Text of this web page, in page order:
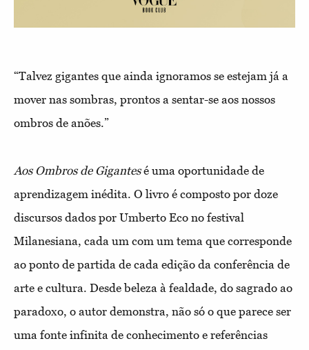
“Talvez gigantes que ainda ignoramos se estejam já a
mover nas sombras, prontos a sentar-se aos nossos
ombros de anões.”
Aos Ombros de Gigantesé uma oportunidade de
aprendizagem inédita. O livro é composto por doze
discursos dados por Umberto Eco no festival
Milanesiana, cada um com um tema que corresponde
ao ponto de partida de cada edição da conferência de
arte e cultura. Desde beleza à fealdade, do sagrado ao
paradoxo, o autor demonstra, não só o que parece ser
uma fonte infinita de conhecimento e referências